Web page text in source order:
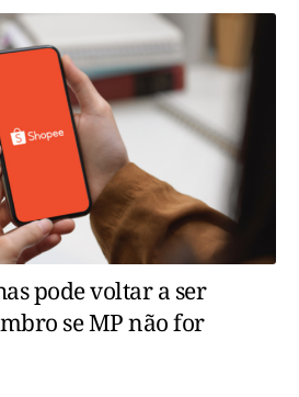
pode voltar a ser
se MP não for